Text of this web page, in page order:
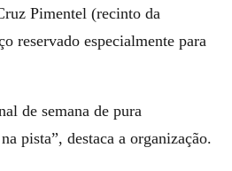
Pimentel (recinto da
reservado especialmente para
de semana de pura
pista”, destaca a organização.